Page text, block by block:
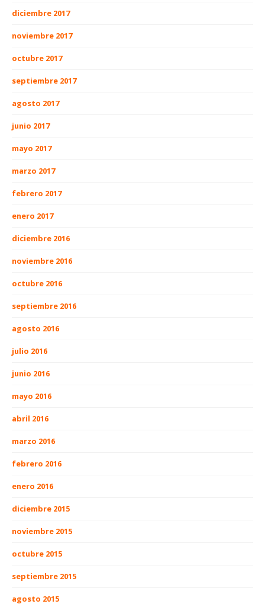
diciembre 2017
noviembre 2017
octubre 2017
septiembre 2017
agosto 2017
junio 2017
mayo 2017
marzo 2017
febrero 2017
enero 2017
diciembre 2016
noviembre 2016
octubre 2016
septiembre 2016
agosto 2016
julio 2016
junio 2016
mayo 2016
abril 2016
marzo 2016
febrero 2016
enero 2016
diciembre 2015
noviembre 2015
octubre 2015
septiembre 2015
agosto 2015